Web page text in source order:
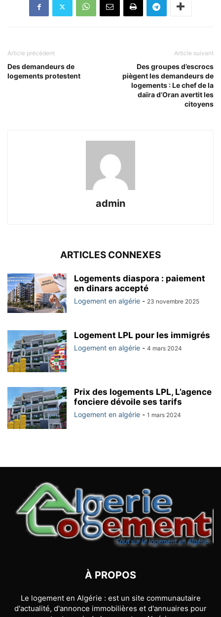
Article précédent
Des demandeurs de
logements protestent
Article suivant
Des groupes d’escrocs
piègent les demandeurs de
logements : Le chef de la
daïra d’Oran avertit les
citoyens
admin
ARTICLES CONNEXES
Logements diaspora : paiement
en dinars accepté
Logement en algérie - 23 novembre 2025
Logement LPL pour les immigrés
Logement en algérie - 4 mars 2024
Prix des logements LPL, L’agence
fonciere dévoile ses tarifs
Logement en algérie - 1 mars 2024
À PROPOS
Le logement en Algérie : est un site communautaire
d'actualité, d'annonce immobilières et d'annuaires pour